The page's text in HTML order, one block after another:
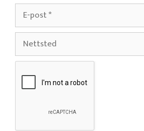
post
Nettsted